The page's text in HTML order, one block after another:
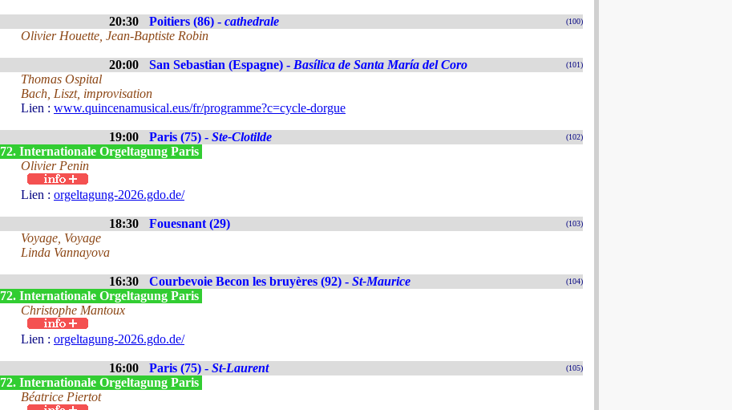
20:30 Poitiers (86) - cathedrale (100)
Olivier Houette, Jean-Baptiste Robin
20:00 San Sebastian (Espagne) - Basílica de Santa María del Coro (101)
Thomas Ospital
Bach, Liszt, improvisation
Lien : www.quincenamusical.eus/fr/programme?c=cycle-dorgue
19:00 Paris (75) - Ste-Clotilde (102)
72. Internationale Orgeltagung Paris
Olivier Penin
Lien : orgeltagung-2026.gdo.de/
18:30 Fouesnant (29) (103)
Voyage, Voyage
Linda Vannayova
16:30 Courbevoie Becon les bruyères (92) - St-Maurice (104)
72. Internationale Orgeltagung Paris
Christophe Mantoux
Lien : orgeltagung-2026.gdo.de/
16:00 Paris (75) - St-Laurent (105)
72. Internationale Orgeltagung Paris
Béatrice Piertot